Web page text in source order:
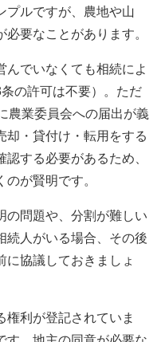
プルですが、農地や山
要なことがあります。
んでいなくても相続によ
の許可は不要）。ただ
農業委員会への届出が義
却・貸付け・転用をする
する必要があるため、
が賢明です。
の問題や、分割が難しい
続人がいる場合、その後
に協議しておきましょ
権利が登記されていま